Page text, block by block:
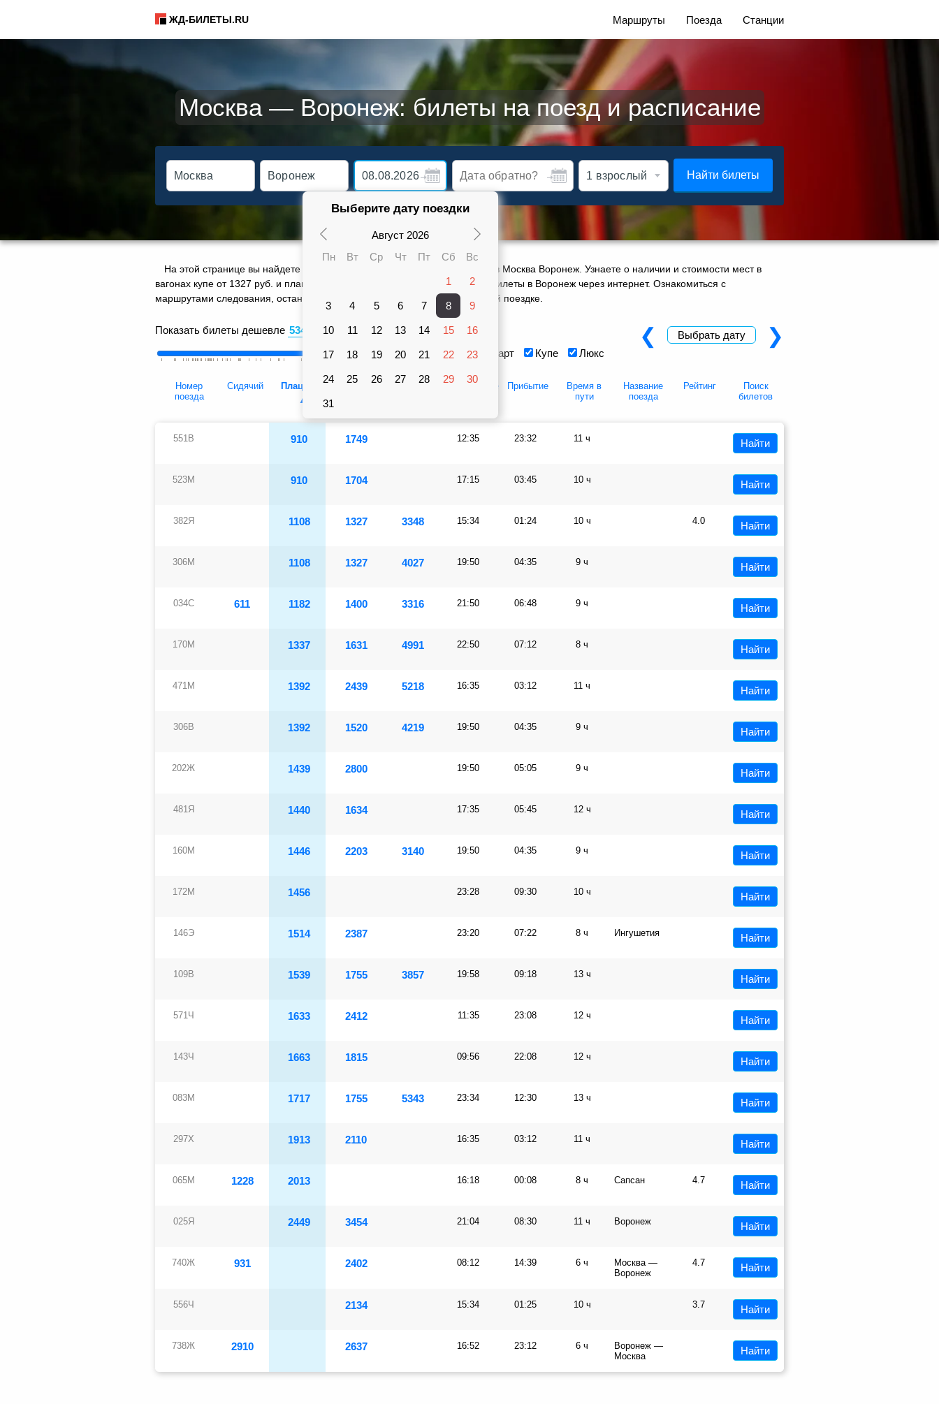
ЖД-БИЛЕТЫ.RU Маршруты Поезда Станции
Москва — Воронеж: билеты на поезд и расписание
Выберите дату поездки
Август 2026
Пн
Вт Ср Чт Пт Сб Вс
1 2
3 4 5 6 7 8 9
10 11 12 13 14 15 16
17 18 19 20 21 22 23
24 25 26 27 28 29 30
31
Найти билеты
На этой странице вы найдете актуальное расписание движения поездов Москва Воронеж. Узнаете о наличии и стоимости мест в
вагонах купе от 1327 руб. и плацкарте от 910 руб. Сможете заказать ж/д билеты в Воронеж через интернет. Ознакомиться с
маршрутами следования, остановками 23 поездов, оставить отзыв о своей поездке.
Показать билеты дешевле рублей Вагоны
Сидячий Плацкарт Купе Люкс
❮ Выбрать дату ❯
Номер
поезда
Сидячий Плацкарт Купе Люкс Отправление Прибытие
Время в
пути
Название
поезда
Рейтинг
Поиск
билетов
551В 910 1749 12:35 23:32 11 ч Найти
523М 910 1704 17:15 03:45 10 ч Найти
382Я 1108 1327 3348 15:34 01:24 10 ч 4.0 Найти
306М 1108 1327 4027 19:50 04:35 9 ч Найти
034С 611 1182 1400 3316 21:50 06:48 9 ч Найти
170М 1337 1631 4991 22:50 07:12 8 ч Найти
471М 1392 2439 5218 16:35 03:12 11 ч Найти
306В 1392 1520 4219 19:50 04:35 9 ч Найти
202Ж 1439 2800 19:50 05:05 9 ч Найти
481Я 1440 1634 17:35 05:45 12 ч Найти
160М 1446 2203 3140 19:50 04:35 9 ч Найти
172М 1456 23:28 09:30 10 ч Найти
146Э 1514 2387 23:20 07:22 8 ч Ингушетия Найти
109В 1539 1755 3857 19:58 09:18 13 ч Найти
571Ч 1633 2412 11:35 23:08 12 ч Найти
143Ч 1663 1815 09:56 22:08 12 ч Найти
083М 1717 1755 5343 23:34 12:30 13 ч Найти
297Х 1913 2110 16:35 03:12 11 ч Найти
065М 1228 2013 16:18 00:08 8 ч Сапсан 4.7 Найти
025Я 2449 3454 21:04 08:30 11 ч Воронеж Найти
740Ж 931 2402 08:12 14:39 6 ч
Москва —
Воронеж
4.7 Найти
556Ч 2134 15:34 01:25 10 ч 3.7 Найти
738Ж 2910 2637 16:52 23:12 6 ч
Воронеж —
Москва
Найти